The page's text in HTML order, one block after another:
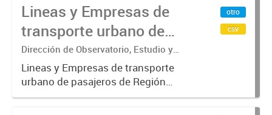
vigentes al 01/10/2019.-
Lineas y Empresas de
transporte urbano de
pasajeros de Región
Metropolitana de
Buenos Aires - SUBE
Dirección de Observatorio, Estudio y
Sistemas – Ministerio de Transporte
Lineas y Empresas de transporte
urbano de pasajeros de Región
Metropolitana de Buenos Aires
otro
csv